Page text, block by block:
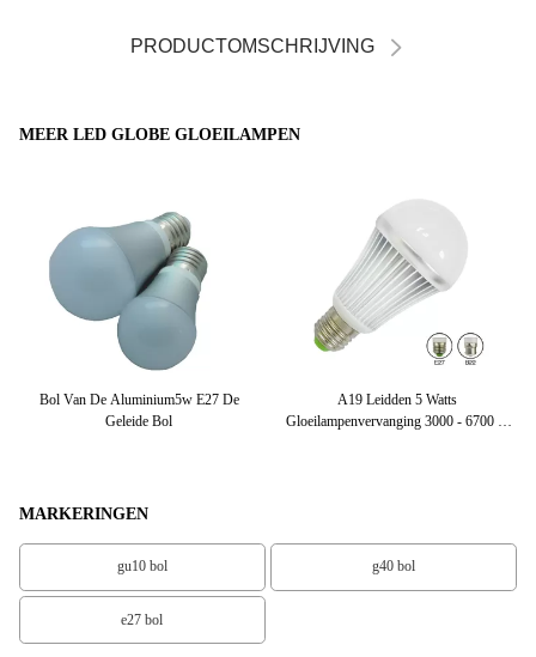
PRODUCTOMSCHRIJVING
MEER LED GLOBE GLOEILAMPEN
Bol Van De Aluminium5w E27 De
Geleide Bol
A19 Leidden 5 Watts
Gloeilampenvervanging 3000 - 6700 K
MARKERINGEN
gu10 bol g40 bol
e27 bol